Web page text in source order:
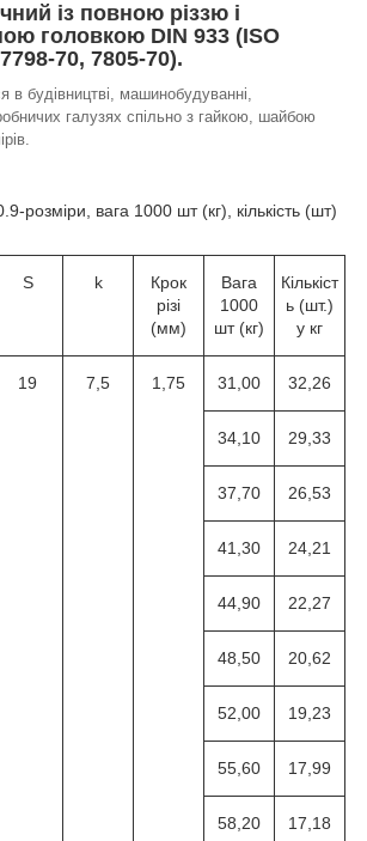
із повною різзю і
головкою DIN 933 (ISO
70, 7805-70).
в будівництві, машинобудуванні,
галузях спільно з гайкою, шайбою
розміри, вага 1000 шт (кг), кількість (шт)
S k
Крок
різі
(мм)
Вага
1000
шт (кг)
Кількіст
ь (шт.)
у кг
19 7,5 1,75 31,00 32,26
34,10 29,33
37,70 26,53
41,30 24,21
44,90 22,27
48,50 20,62
52,00 19,23
55,60 17,99
58,20 17,18